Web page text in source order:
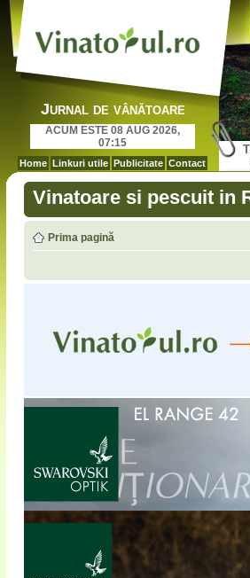
Jurnal de vânătoare
ACUM ESTE 08 AUG 2026,
07:15
Home Linkuri utile Publicitate Contact
Vinatoare si pescuit in
Prima pagină